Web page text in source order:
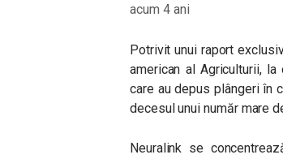
acum 4 ani
Potrivit unui raport
american al Agriculturii,
care au depus plângeri în
decesul unui număr mare
Neuralink se